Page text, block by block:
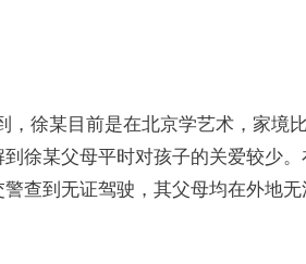
，徐某目前是在北京学艺术，家境
徐某父母平时对孩子的关爱较少
查到无证驾驶，其父母均在外地